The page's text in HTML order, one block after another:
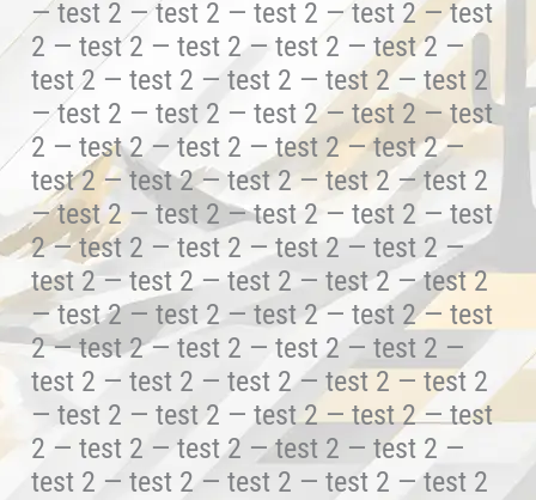
— test 2 — test 2 — test 2 — test 2 — test
2 — test 2 — test 2 — test 2 — test 2 —
test 2 — test 2 — test 2 — test 2 — test 2
— test 2 — test 2 — test 2 — test 2 — test
2 — test 2 — test 2 — test 2 — test 2 —
test 2 — test 2 — test 2 — test 2 — test 2
— test 2 — test 2 — test 2 — test 2 — test
2 — test 2 — test 2 — test 2 — test 2 —
test 2 — test 2 — test 2 — test 2 — test 2
— test 2 — test 2 — test 2 — test 2 — test
2 — test 2 — test 2 — test 2 — test 2 —
test 2 — test 2 — test 2 — test 2 — test 2
— test 2 — test 2 — test 2 — test 2 — test
2 — test 2 — test 2 — test 2 — test 2 —
test 2 — test 2 — test 2 — test 2 — test 2